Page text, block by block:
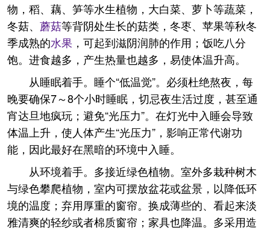
物，稻、藕、笋等水生植物，大白菜、萝卜等蔬菜，
冬菇、 蘑菇等背阴处生长的菇类，冬枣、苹果等秋冬
季成熟的水果 ，可起到滋阴润肺的作用；饭吃八分
饱。进食越多，产生热量也越多，易使体温升高。
从睡眠着手。睡个“低温觉”。必须杜绝熬夜，每
晚要确保7～8个小时睡眠，切忌夜生活过度，甚至通
宵达旦地疯玩；避免“光压力”。在灯光中入睡会导致
体温上升，使人体产生“光压力”，影响正常代谢功
能，因此最好在黑暗的环境中入睡。
从环境着手。多接近绿色植物。室外多栽种树木
与绿色攀爬植物，室内可摆放盆花或盆景，以降低环
境的温度；弃用厚重的窗帘。换成薄些的、看起来淡
雅清爽的轻纱或者棉质窗帘；家具也降温。多采用造